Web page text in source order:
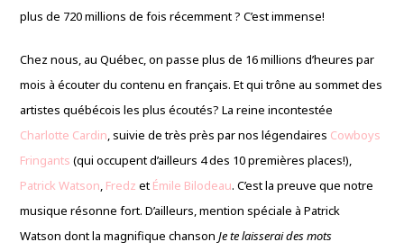
plus de 720 millions de fois récemment ? C’est immense!
Chez nous, au Québec, on passe plus de 16 millions d’heures par
mois à écouter du contenu en français. Et qui trône au sommet des
artistes québécois les plus écoutés? La reine incontestée
Charlotte Cardin , suivie de très près par nos légendaires Cowboys
Fringants (qui occupent d’ailleurs 4 des 10 premières places!),
Patrick Watson Fredz et Émile Bilodeau. C’est la preuve que notre
musique résonne fort. D’ailleurs, mention spéciale à Patrick
Watson dont la magnifique chanson Je te laisserai des mots